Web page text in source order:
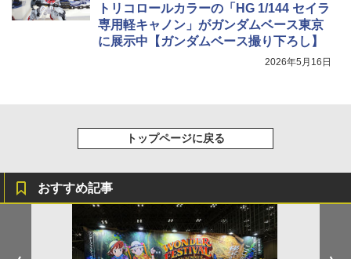
トリコロールカラーの「HG 1/144 セイラ
専用軽キャノン」がガンダムベース東京
に展示中【ガンダムベース撮り下ろし】
2026年5月16日
トップページに戻る
おすすめ記事